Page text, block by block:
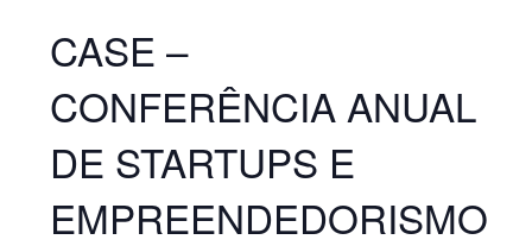
CASE –
CONFERÊNCIA ANUAL
DE STARTUPS E
EMPREENDEDORISMO